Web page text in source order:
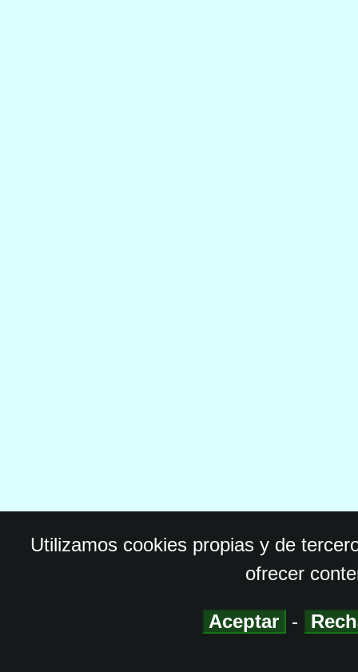
Utilizamos cookies propias y de
ofrecer
Aceptar -